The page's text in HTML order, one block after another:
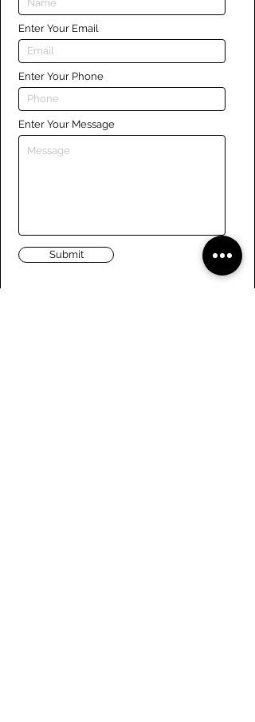
Enter Your Email
Enter Your Phone
Enter Your Message
Submit